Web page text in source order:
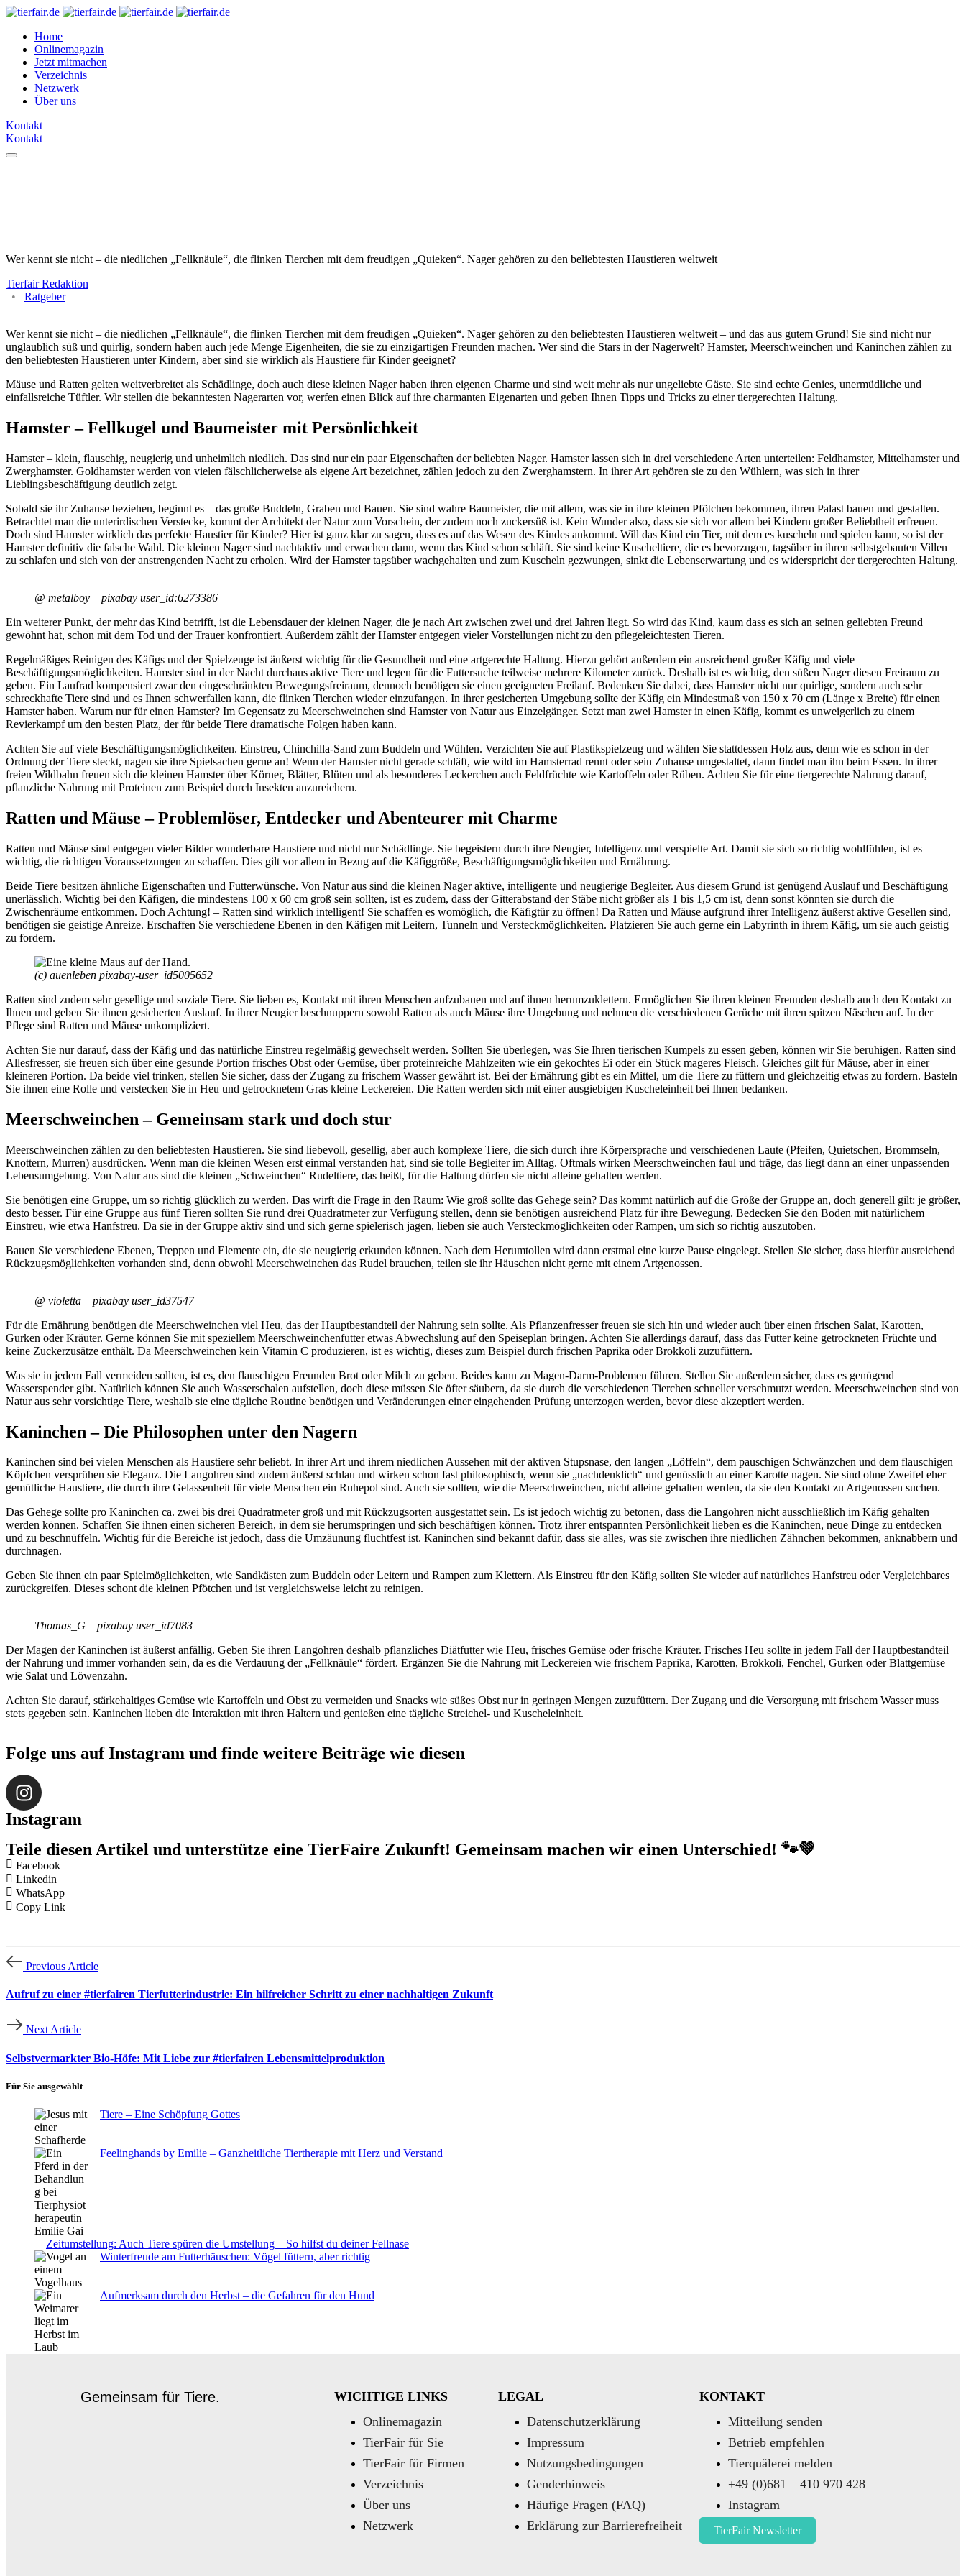
Home
Onlinemagazin
Jetzt mitmachen
Verzeichnis
Netzwerk
Über uns
Kontakt
Kontakt
Wer kennt sie nicht – die niedlichen „Fellknäule“, die flinken Tierchen mit dem freudigen „Quieken“. Nager gehören zu den beliebtesten Haustieren weltweit
Tierfair Redaktion
Ratgeber
Wer kennt sie nicht – die niedlichen „Fellknäule“, die flinken Tierchen mit dem freudigen „Quieken“. Nager gehören zu den beliebtesten Haustieren weltweit – und das aus gutem Grund! Sie sind nicht nur
unglaublich süß und quirlig, sondern haben auch jede Menge Eigenheiten, die sie zu einzigartigen Freunden machen. Wer sind die Stars in der Nagerwelt? Hamster, Meerschweinchen und Kaninchen zählen zu
den beliebtesten Haustieren unter Kindern, aber sind sie wirklich als Haustiere für Kinder geeignet?
Mäuse und Ratten gelten weitverbreitet als Schädlinge, doch auch diese kleinen Nager haben ihren eigenen Charme und sind weit mehr als nur ungeliebte Gäste. Sie sind echte Genies, unermüdliche und
einfallsreiche Tüftler. Wir stellen die bekanntesten Nagerarten vor, werfen einen Blick auf ihre charmanten Eigenarten und geben Ihnen Tipps und Tricks zu einer tiergerechten Haltung.
Hamster – Fellkugel und Baumeister mit Persönlichkeit
Hamster – klein, flauschig, neugierig und unheimlich niedlich. Das sind nur ein paar Eigenschaften der beliebten Nager. Hamster lassen sich in drei verschiedene Arten unterteilen: Feldhamster, Mittelhamster und
Zwerghamster. Goldhamster werden von vielen fälschlicherweise als eigene Art bezeichnet, zählen jedoch zu den Zwerghamstern. In ihrer Art gehören sie zu den Wühlern, was sich in ihrer
Lieblingsbeschäftigung deutlich zeigt.
Sobald sie ihr Zuhause beziehen, beginnt es – das große Buddeln, Graben und Bauen. Sie sind wahre Baumeister, die mit allem, was sie in ihre kleinen Pfötchen bekommen, ihren Palast bauen und gestalten.
Betrachtet man die unterirdischen Verstecke, kommt der Architekt der Natur zum Vorschein, der zudem noch zuckersüß ist. Kein Wunder also, dass sie sich vor allem bei Kindern großer Beliebtheit erfreuen.
Doch sind Hamster wirklich das perfekte Haustier für Kinder? Hier ist ganz klar zu sagen, dass es auf das Wesen des Kindes ankommt. Will das Kind ein Tier, mit dem es kuscheln und spielen kann, so ist der
Hamster definitiv die falsche Wahl. Die kleinen Nager sind nachtaktiv und erwachen dann, wenn das Kind schon schläft. Sie sind keine Kuscheltiere, die es bevorzugen, tagsüber in ihren selbstgebauten Villen
zu schlafen und sich von der anstrengenden Nacht zu erholen. Wird der Hamster tagsüber wachgehalten und zum Kuscheln gezwungen, sinkt die Lebenserwartung und es widerspricht der tiergerechten Haltung.
@ metalboy – pixabay user_id:6273386
Ein weiterer Punkt, der mehr das Kind betrifft, ist die Lebensdauer der kleinen Nager, die je nach Art zwischen zwei und drei Jahren liegt. So wird das Kind, kaum dass es sich an seinen geliebten Freund
gewöhnt hat, schon mit dem Tod und der Trauer konfrontiert. Außerdem zählt der Hamster entgegen vieler Vorstellungen nicht zu den pflegeleichtesten Tieren.
Regelmäßiges Reinigen des Käfigs und der Spielzeuge ist äußerst wichtig für die Gesundheit und eine artgerechte Haltung. Hierzu gehört außerdem ein ausreichend großer Käfig und viele
Beschäftigungsmöglichkeiten. Hamster sind in der Nacht durchaus aktive Tiere und legen für die Futtersuche teilweise mehrere Kilometer zurück. Deshalb ist es wichtig, den süßen Nager diesen Freiraum zu
geben. Ein Laufrad kompensiert zwar den eingeschränkten Bewegungsfreiraum, dennoch benötigen sie einen geeigneten Freilauf. Bedenken Sie dabei, dass Hamster nicht nur quirlige, sondern auch sehr
schreckhafte Tiere sind und es Ihnen schwerfallen kann, die flinken Tierchen wieder einzufangen. In ihrer gesicherten Umgebung sollte der Käfig ein Mindestmaß von 150 x 70 cm (Länge x Breite) für einen
Hamster haben. Warum nur für einen Hamster? Im Gegensatz zu Meerschweinchen sind Hamster von Natur aus Einzelgänger. Setzt man zwei Hamster in einen Käfig, kommt es unweigerlich zu einem
Revierkampf um den besten Platz, der für beide Tiere dramatische Folgen haben kann.
Achten Sie auf viele Beschäftigungsmöglichkeiten. Einstreu, Chinchilla-Sand zum Buddeln und Wühlen. Verzichten Sie auf Plastikspielzeug und wählen Sie stattdessen Holz aus, denn wie es schon in der
Ordnung der Tiere steckt, nagen sie ihre Spielsachen gerne an! Wenn der Hamster nicht gerade schläft, wie wild im Hamsterrad rennt oder sein Zuhause umgestaltet, dann findet man ihn beim Essen. In ihrer
freien Wildbahn freuen sich die kleinen Hamster über Körner, Blätter, Blüten und als besonderes Leckerchen auch Feldfrüchte wie Kartoffeln oder Rüben. Achten Sie für eine tiergerechte Nahrung darauf,
pflanzliche Nahrung mit Proteinen zum Beispiel durch Insekten anzureichern.
Ratten und Mäuse – Problemlöser, Entdecker und Abenteurer mit Charme
Ratten und Mäuse sind entgegen vieler Bilder wunderbare Haustiere und nicht nur Schädlinge. Sie begeistern durch ihre Neugier, Intelligenz und verspielte Art. Damit sie sich so richtig wohlfühlen, ist es
wichtig, die richtigen Voraussetzungen zu schaffen. Dies gilt vor allem in Bezug auf die Käfiggröße, Beschäftigungsmöglichkeiten und Ernährung.
Beide Tiere besitzen ähnliche Eigenschaften und Futterwünsche. Von Natur aus sind die kleinen Nager aktive, intelligente und neugierige Begleiter. Aus diesem Grund ist genügend Auslauf und Beschäftigung
unerlässlich. Wichtig bei den Käfigen, die mindestens 100 x 60 cm groß sein sollten, ist es zudem, dass der Gitterabstand der Stäbe nicht größer als 1 bis 1,5 cm ist, denn sonst könnten sie durch die
Zwischenräume entkommen. Doch Achtung! – Ratten sind wirklich intelligent! Sie schaffen es womöglich, die Käfigtür zu öffnen! Da Ratten und Mäuse aufgrund ihrer Intelligenz äußerst aktive Gesellen sind,
benötigen sie geistige Anreize. Erschaffen Sie verschiedene Ebenen in den Käfigen mit Leitern, Tunneln und Versteckmöglichkeiten. Platzieren Sie auch gerne ein Labyrinth in ihrem Käfig, um sie auch geistig
zu fordern.
(c) auenleben pixabay-user_id5005652
Ratten sind zudem sehr gesellige und soziale Tiere. Sie lieben es, Kontakt mit ihren Menschen aufzubauen und auf ihnen herumzuklettern. Ermöglichen Sie ihren kleinen Freunden deshalb auch den Kontakt zu
Ihnen und geben Sie ihnen gesicherten Auslauf. In ihrer Neugier beschnuppern sowohl Ratten als auch Mäuse ihre Umgebung und nehmen die verschiedenen Gerüche mit ihren spitzen Näschen auf. In der
Pflege sind Ratten und Mäuse unkompliziert.
Achten Sie nur darauf, dass der Käfig und das natürliche Einstreu regelmäßig gewechselt werden. Sollten Sie überlegen, was Sie Ihren tierischen Kumpels zu essen geben, können wir Sie beruhigen. Ratten sind
Allesfresser, sie freuen sich über eine gesunde Portion frisches Obst oder Gemüse, über proteinreiche Mahlzeiten wie ein gekochtes Ei oder ein Stück mageres Fleisch. Gleiches gilt für Mäuse, aber in einer
kleineren Portion. Da beide viel trinken, stellen Sie sicher, dass der Zugang zu frischem Wasser gewährt ist. Bei der Ernährung gibt es ein Mittel, um die Tiere zu füttern und gleichzeitig etwas zu fordern. Basteln
Sie ihnen eine Rolle und verstecken Sie in Heu und getrocknetem Gras kleine Leckereien. Die Ratten werden sich mit einer ausgiebigen Kuscheleinheit bei Ihnen bedanken.
Meerschweinchen – Gemeinsam stark und doch stur
Meerschweinchen zählen zu den beliebtesten Haustieren. Sie sind liebevoll, gesellig, aber auch komplexe Tiere, die sich durch ihre Körpersprache und verschiedenen Laute (Pfeifen, Quietschen, Brommseln,
Knottern, Murren) ausdrücken. Wenn man die kleinen Wesen erst einmal verstanden hat, sind sie tolle Begleiter im Alltag. Oftmals wirken Meerschweinchen faul und träge, das liegt dann an einer unpassenden
Lebensumgebung. Von Natur aus sind die kleinen „Schweinchen“ Rudeltiere, das heißt, für die Haltung dürfen sie nicht alleine gehalten werden.
Sie benötigen eine Gruppe, um so richtig glücklich zu werden. Das wirft die Frage in den Raum: Wie groß sollte das Gehege sein? Das kommt natürlich auf die Größe der Gruppe an, doch generell gilt: je größer,
desto besser. Für eine Gruppe aus fünf Tieren sollten Sie rund drei Quadratmeter zur Verfügung stellen, denn sie benötigen ausreichend Platz für ihre Bewegung. Bedecken Sie den Boden mit natürlichem
Einstreu, wie etwa Hanfstreu. Da sie in der Gruppe aktiv sind und sich gerne spielerisch jagen, lieben sie auch Versteckmöglichkeiten oder Rampen, um sich so richtig auszutoben.
Bauen Sie verschiedene Ebenen, Treppen und Elemente ein, die sie neugierig erkunden können. Nach dem Herumtollen wird dann erstmal eine kurze Pause eingelegt. Stellen Sie sicher, dass hierfür ausreichend
Rückzugsmöglichkeiten vorhanden sind, denn obwohl Meerschweinchen das Rudel brauchen, teilen sie ihr Häuschen nicht gerne mit einem Artgenossen.
@ violetta – pixabay user_id37547
Für die Ernährung benötigen die Meerschweinchen viel Heu, das der Hauptbestandteil der Nahrung sein sollte. Als Pflanzenfresser freuen sie sich hin und wieder auch über einen frischen Salat, Karotten,
Gurken oder Kräuter. Gerne können Sie mit speziellem Meerschweinchenfutter etwas Abwechslung auf den Speiseplan bringen. Achten Sie allerdings darauf, dass das Futter keine getrockneten Früchte und
keine Zuckerzusätze enthält. Da Meerschweinchen kein Vitamin C produzieren, ist es wichtig, dieses zum Beispiel durch frischen Paprika oder Brokkoli zuzufüttern.
Was sie in jedem Fall vermeiden sollten, ist es, den flauschigen Freunden Brot oder Milch zu geben. Beides kann zu Magen-Darm-Problemen führen. Stellen Sie außerdem sicher, dass es genügend
Wasserspender gibt. Natürlich können Sie auch Wasserschalen aufstellen, doch diese müssen Sie öfter säubern, da sie durch die verschiedenen Tierchen schneller verschmutzt werden. Meerschweinchen sind von
Natur aus sehr vorsichtige Tiere, weshalb sie eine tägliche Routine benötigen und Veränderungen einer eingehenden Prüfung unterzogen werden, bevor diese akzeptiert werden.
Kaninchen – Die Philosophen unter den Nagern
Kaninchen sind bei vielen Menschen als Haustiere sehr beliebt. In ihrer Art und ihrem niedlichen Aussehen mit der aktiven Stupsnase, den langen „Löffeln“, dem pauschigen Schwänzchen und dem flauschigen
Köpfchen versprühen sie Eleganz. Die Langohren sind zudem äußerst schlau und wirken schon fast philosophisch, wenn sie „nachdenklich“ und genüsslich an einer Karotte nagen. Sie sind ohne Zweifel eher
gemütliche Haustiere, die durch ihre Gelassenheit für viele Menschen ein Ruhepol sind. Auch sie sollten, wie die Meerschweinchen, nicht alleine gehalten werden, da sie den Kontakt zu Artgenossen suchen.
Das Gehege sollte pro Kaninchen ca. zwei bis drei Quadratmeter groß und mit Rückzugsorten ausgestattet sein. Es ist jedoch wichtig zu betonen, dass die Langohren nicht ausschließlich im Käfig gehalten
werden können. Schaffen Sie ihnen einen sicheren Bereich, in dem sie herumspringen und sich beschäftigen können. Trotz ihrer entspannten Persönlichkeit lieben es die Kaninchen, neue Dinge zu entdecken
und zu beschnüffeln. Wichtig für die Bereiche ist jedoch, dass die Umzäunung fluchtfest ist. Kaninchen sind bekannt dafür, dass sie alles, was sie zwischen ihre niedlichen Zähnchen bekommen, anknabbern und
durchnagen.
Geben Sie ihnen ein paar Spielmöglichkeiten, wie Sandkästen zum Buddeln oder Leitern und Rampen zum Klettern. Als Einstreu für den Käfig sollten Sie wieder auf natürliches Hanfstreu oder Vergleichbares
zurückgreifen. Dieses schont die kleinen Pfötchen und ist vergleichsweise leicht zu reinigen.
Thomas_G – pixabay user_id7083
Der Magen der Kaninchen ist äußerst anfällig. Geben Sie ihren Langohren deshalb pflanzliches Diätfutter wie Heu, frisches Gemüse oder frische Kräuter. Frisches Heu sollte in jedem Fall der Hauptbestandteil
der Nahrung und immer vorhanden sein, da es die Verdauung der „Fellknäule“ fördert. Ergänzen Sie die Nahrung mit Leckereien wie frischem Paprika, Karotten, Brokkoli, Fenchel, Gurken oder Blattgemüse
wie Salat und Löwenzahn.
Achten Sie darauf, stärkehaltiges Gemüse wie Kartoffeln und Obst zu vermeiden und Snacks wie süßes Obst nur in geringen Mengen zuzufüttern. Der Zugang und die Versorgung mit frischem Wasser muss
stets gegeben sein. Kaninchen lieben die Interaktion mit ihren Haltern und genießen eine tägliche Streichel- und Kuscheleinheit.
Folge uns auf Instagram und finde weitere Beiträge wie diesen
Instagram
Teile diesen Artikel und unterstütze eine TierFaire Zukunft! Gemeinsam machen wir einen Unterschied! 🐾💚
Facebook
Linkedin
WhatsApp
Copy Link
Previous Article
Aufruf zu einer #tierfairen Tierfutterindustrie: Ein hilfreicher Schritt zu einer nachhaltigen Zukunft
Next Article
Selbstvermarkter Bio-Höfe: Mit Liebe zur #tierfairen Lebensmittelproduktion
Für Sie ausgewählt
Tiere – Eine Schöpfung Gottes
Feelinghands by Emilie – Ganzheitliche Tiertherapie mit Herz und Verstand
Zeitumstellung: Auch Tiere spüren die Umstellung – So hilfst du deiner Fellnase
Winterfreude am Futterhäuschen: Vögel füttern, aber richtig
Aufmerksam durch den Herbst – die Gefahren für den Hund
Gemeinsam für Tiere.
WICHTIGE LINKS
Onlinemagazin
TierFair für Sie
TierFair für Firmen
Verzeichnis
Über uns
Netzwerk
LEGAL
Datenschutzerklärung
Impressum
Nutzungsbedingungen
Genderhinweis
Häufige Fragen (FAQ)
Erklärung zur Barrierefreiheit
KONTAKT
Mitteilung senden
Betrieb empfehlen
Tierquälerei melden
+49 (0)681 – 410 970 428
Instagram
TierFair Newsletter